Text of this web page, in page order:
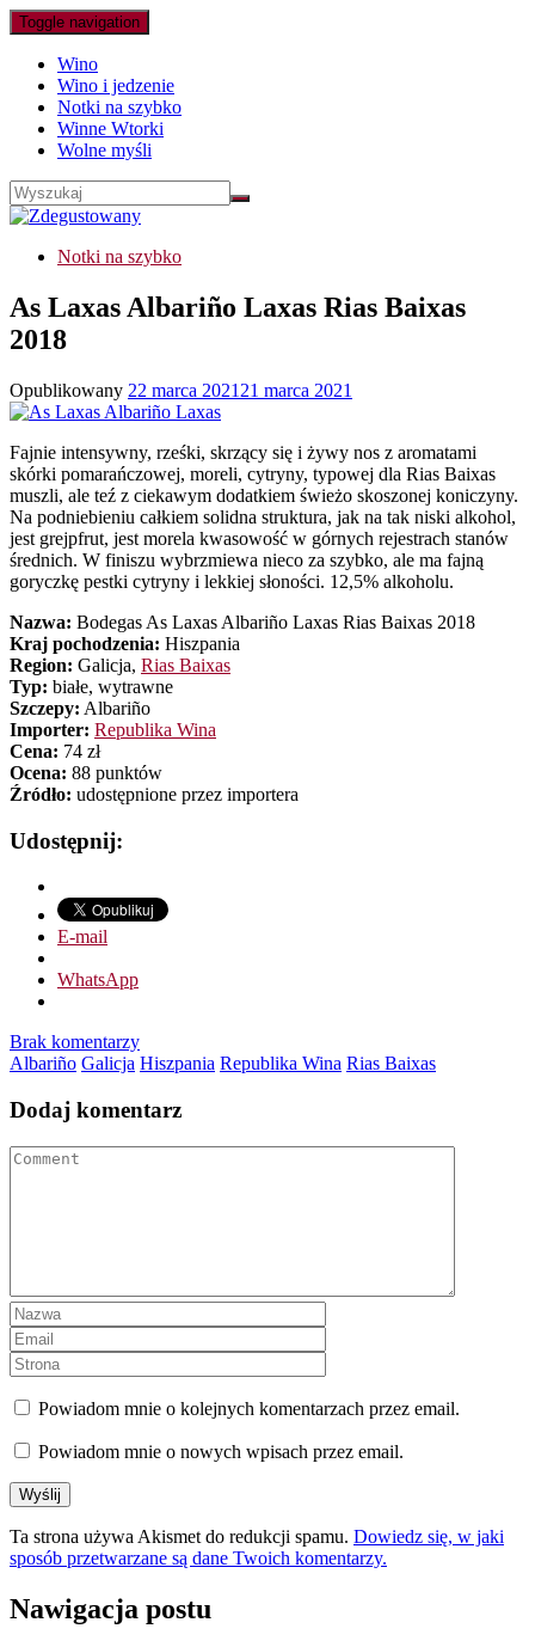
Toggle navigation
Wino
Wino i jedzenie
Notki na szybko
Winne Wtorki
Wolne myśli
Notki na szybko
As Laxas Albariño Laxas Rias Baixas
2018
Opublikowany 22 marca 2021 21 marca 2021
Fajnie intensywny, rześki, skrzący się i żywy nos z aromatami
skórki pomarańczowej, moreli, cytryny, typowej dla Rias Baixas
muszli, ale teź z ciekawym dodatkiem świeżo skoszonej koniczyny.
Na podniebieniu całkiem solidna struktura, jak na tak niski alkohol,
jest grejpfrut, jest morela kwasowość w górnych rejestrach stanów
średnich. W finiszu wybrzmiewa nieco za szybko, ale ma fajną
goryczkę pestki cytryny i lekkiej słoności. 12,5% alkoholu.
Nazwa: Bodegas As Laxas Albariño Laxas Rias Baixas 2018
Kraj pochodzenia: Hiszpania
Region: Galicja, Rias Baixas
Typ: białe, wytrawne
Szczepy: Albariño
Importer: Republika Wina
Cena: 74 zł
Ocena: 88 punktów
Źródło: udostępnione przez importera
Udostępnij:
E-mail
WhatsApp
Brak komentarzy
Albariño Galicja Hiszpania Republika Wina Rias Baixas
Dodaj komentarz
Powiadom mnie o kolejnych komentarzach przez email.
Powiadom mnie o nowych wpisach przez email.
Ta strona używa Akismet do redukcji spamu. Dowiedz się, w jaki
sposób przetwarzane są dane Twoich komentarzy.
Nawigacja postu